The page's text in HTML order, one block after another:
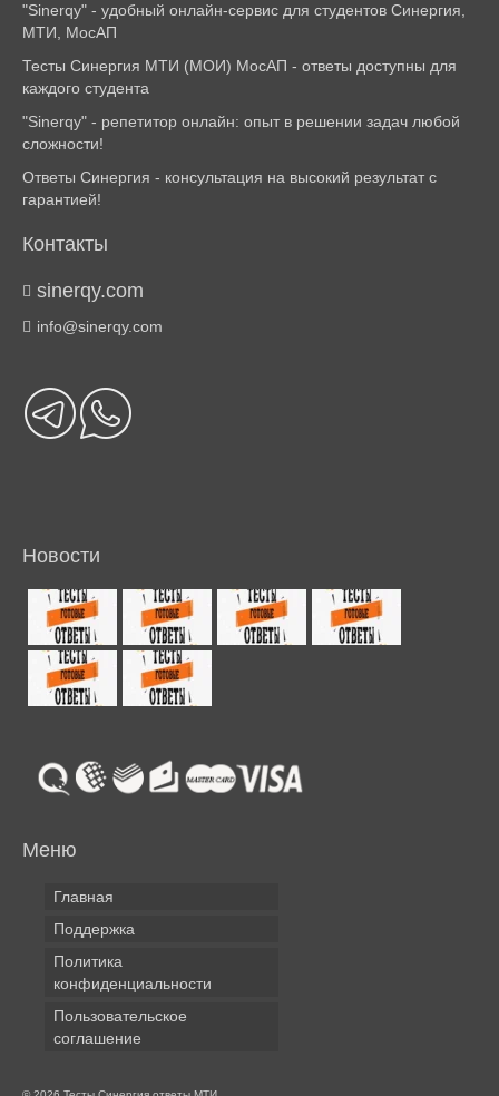
"Sinerqy" - удобный онлайн-сервис для студентов Синергия,
МТИ, МосАП
Тесты Синергия МТИ (МОИ) МосАП - ответы доступны для
каждого студента
"Sinerqy" - репетитор онлайн: опыт в решении задач любой
сложности!
Ответы Синергия - консультация на высокий результат с
гарантией!
Контакты
sinerqy.com
info@sinerqy.com
Новости
Меню
Главная
Поддержка
Политика
конфиденциальности
Пользовательское
соглашение